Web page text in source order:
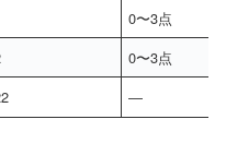
0〜3点
0〜3点
―